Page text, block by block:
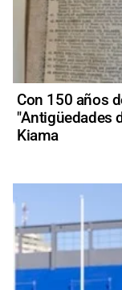
Con 150 años
"Antigüedades
Kiama